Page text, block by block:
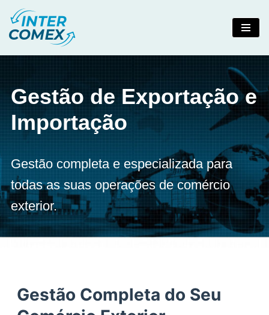
Pular
Gestão de Exportação e
Importação
Gestão completa e especializada para
todas as suas operações de comércio
exterior.
Gestão Completa do Seu